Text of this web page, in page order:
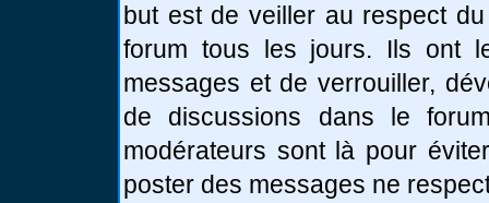
but est de veiller au respect
forum tous les jours. Ils ont
messages et de verrouiller,
de discussions dans le
modérateurs sont là pour
poster des messages ne